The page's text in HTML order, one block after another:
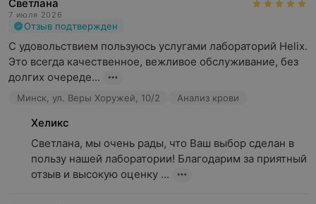
Светлана
7 июля 2026
Отзыв подтвержден
С удовольствием пользуюсь услугами лабораторий Helix.
Это всегда качественное, вежливое обслуживание, без
долгих очереде...
Минск, ул. Веры Хоружей, 10/2 Анализ крови
Хеликс
Светлана, мы очень рады, что Ваш выбор сделан в
пользу нашей лаборатории! Благодарим за приятный
отзыв и высокую оценку ...